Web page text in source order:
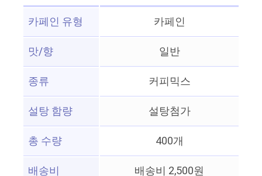
카페인 유형
카페인
맛/향
일반
종류
커피믹스
설탕 함량
설탕첨가
총 수량
400개
배송비
배송비 2,500원